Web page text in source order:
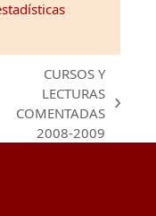
next
CURSOS Y
LECTURAS
COMENTADAS
2008-2009